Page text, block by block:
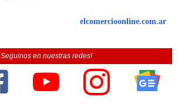
elcomercioonline.com.ar
Seguinos en nuestras redes!